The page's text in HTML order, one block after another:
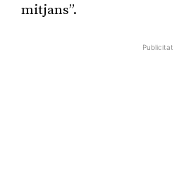
mitjans”.
Publicitat